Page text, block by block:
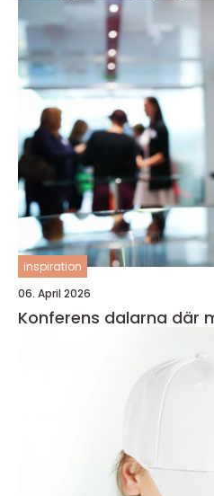
inspiration
06. April 2026